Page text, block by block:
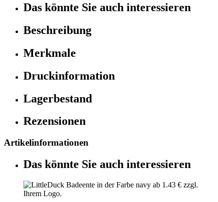
Das könnte Sie auch interessieren
Beschreibung
Merkmale
Druckinformation
Lagerbestand
Rezensionen
Artikelinformationen
Das könnte Sie auch interessieren